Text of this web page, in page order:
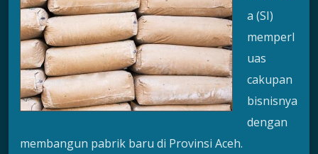
a (SI)
memperl
uas
cakupan
bisnisnya
dengan
membangun pabrik baru di Provinsi Aceh.